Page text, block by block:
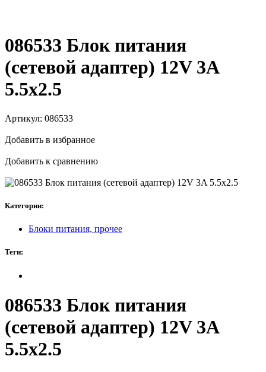
086533 Блок питания
(сетевой адаптер) 12V 3A
5.5x2.5
Артикул: 086533
Добавить в избранное
Добавить к сравнению
Категории:
Блоки питания, прочее
Теги:
086533 Блок питания
(сетевой адаптер) 12V 3A
5.5x2.5